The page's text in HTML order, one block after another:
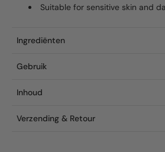
Suitable for sensitive skin and
Ingrediënten
Gebruik
Inhoud
Verzending & Retour